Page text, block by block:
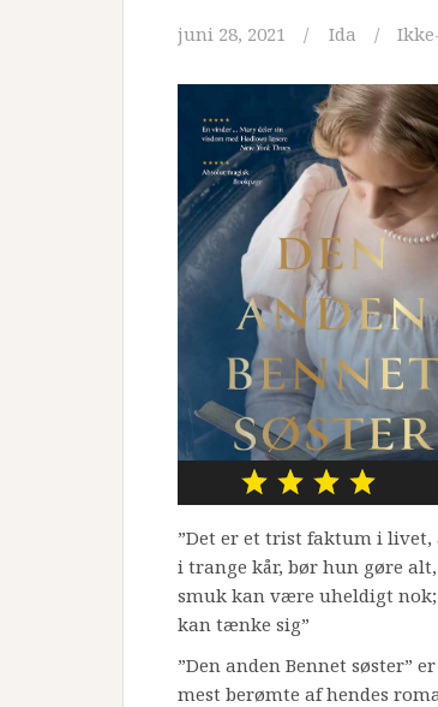
juni 28, 2021 Ida
”Det er et trist faktum i
i trange kår, bør hun gøre
smuk kan være uheldigt
kan tænke sig”
”Den anden Bennet søster”
mest berømte af hendes